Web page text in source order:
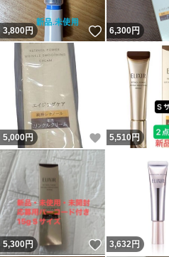
3,800円 いいね！
6,300円
5,000円 いいね！
5,510円
5,300円 いいね！
3,632円